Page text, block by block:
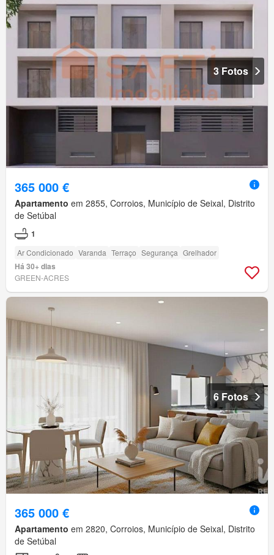
3 Fotos
365 000 €
Apartamento em 2855, Corroios, Município de Seixal, Distrito
de Setúbal
1
Ar Condicionado Varanda Terraço Segurança Grelhador
Há 30+ dias
GREEN-ACRES
6 Fotos
365 000 €
Apartamento em 2820, Corroios, Município de Seixal, Distrito
de Setúbal